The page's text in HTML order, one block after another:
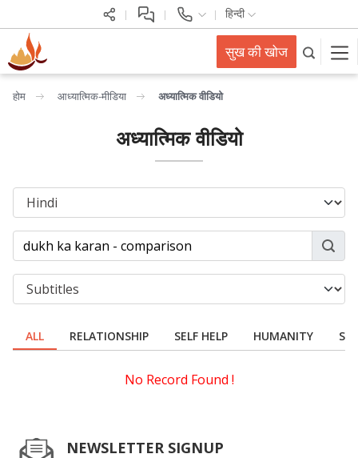
हिन्दी
सुख की खोज
होम आध्यात्मिक-मीडिया अध्यात्मिक वीडियो
अध्यात्मिक वीडियो
ALL RELATIONSHIP SELF HELP HUMANITY
No Record Found !
NEWSLETTER SIGNUP